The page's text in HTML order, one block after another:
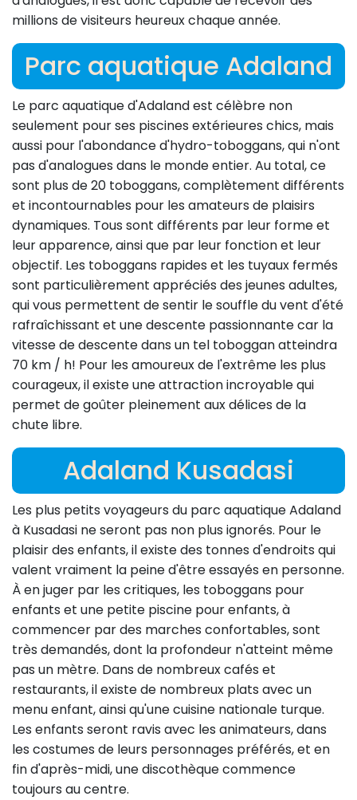
millions de visiteurs heureux chaque année.
Parc aquatique Adaland
Le parc aquatique d'Adaland est célèbre non
seulement pour ses piscines extérieures chics, mais
aussi pour l'abondance d'hydro-toboggans, qui n'ont
pas d'analogues dans le monde entier. Au total, ce
sont plus de 20 toboggans, complètement différents
et incontournables pour les amateurs de plaisirs
dynamiques. Tous sont différents par leur forme et
leur apparence, ainsi que par leur fonction et leur
objectif. Les toboggans rapides et les tuyaux fermés
sont particulièrement appréciés des jeunes adultes,
qui vous permettent de sentir le souffle du vent d'été
rafraîchissant et une descente passionnante car la
vitesse de descente dans un tel toboggan atteindra
70 km / h! Pour les amoureux de l'extrême les plus
courageux, il existe une attraction incroyable qui
permet de goûter pleinement aux délices de la
chute libre.
Adaland Kusadasi
Les plus petits voyageurs du parc aquatique Adaland
à Kusadasi ne seront pas non plus ignorés. Pour le
plaisir des enfants, il existe des tonnes d'endroits qui
valent vraiment la peine d'être essayés en personne.
À en juger par les critiques, les toboggans pour
enfants et une petite piscine pour enfants, à
commencer par des marches confortables, sont
très demandés, dont la profondeur n'atteint même
pas un mètre. Dans de nombreux cafés et
restaurants, il existe de nombreux plats avec un
menu enfant, ainsi qu'une cuisine nationale turque.
Les enfants seront ravis avec les animateurs, dans
les costumes de leurs personnages préférés, et en
fin d'après-midi, une discothèque commence
toujours au centre.